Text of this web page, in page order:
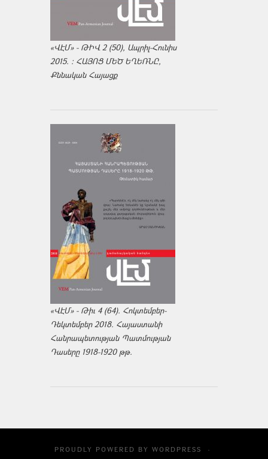
«ՎԷՄ» - ԹԻՎ 2 (50), Ապրիլ-Հունիս
2015. : ՀԱՅՈՑ ՄԵԾ ԵՂԵՌՆԸ,
Քննական Հայացք
«ՎԷՄ» - Թիւ 4 (64). Հոկտեմբեր-
Դեկտեմբեր 2018. Հայաստանի
Հանրապետության Պատմության
Դասերը 1918-1920 թթ.
PROUDLY POWERED BY WORDPRESS
·